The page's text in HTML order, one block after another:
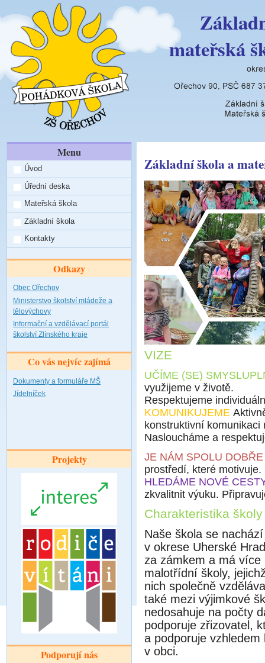
mateřská
Menu
Úvod
Úřední deska
Mateřská škola
Základní škola
Kontakty
Odkazy
Obec Ořechov
Ministerstvo školství mládeže a
tělovýchovy
Informační a vzdělávací portál
školství Zlínského kraje
Co vás nejvíc zajímá
Dokumenty a formuláře MŠ
Jídelníček
Projekty
Podporují nás
Základní škola a
VIZE
UČÍME (SE)
využijeme v životě.
Respektujeme
KOMUNIKUJEME
konstruktivní
Nasloucháme a
JE NÁM SPOLU
prostředí, které
HLEDÁME NOVÉ
zkvalitnit výuku.
Charakteristika školy
Naše škola se
v okrese Uherské
za zámkem a má
malotřídní školy,
nich společně
také mezi výjimkové
nedosahuje na počty
podporuje zřizovatel,
a podporuje
v obci.